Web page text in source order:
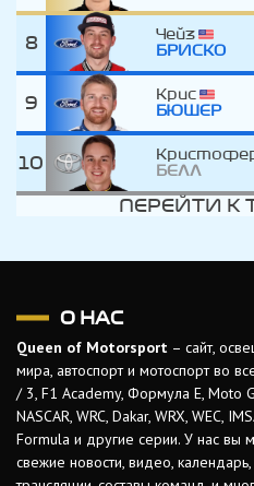
8
Чейз
БРИСКО
9
Крис
БЮШЕР
10
БЕЛЛ
ПЕРЕЙТИ К
О НАС
Queen of Motorsport – сайт,
мира, автоспорт и мотоспорт во
/ 3, F1 Academy, Формула Е, Moto
NASCAR, WRC, Dakar, WRX, WEC,
Formula и другие серии. У нас вы
свежие новости, видео,